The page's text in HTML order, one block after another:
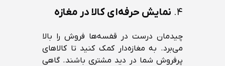
۴. نمایش حرفه‌ای کالا در مغازه
چیدمان درست در قفسه‌ها فروش را بالا
می‌برد. به مغازه‌دار کمک کنید تا کالاهای
پرفروش شما در دید مشتری باشند. گاهی